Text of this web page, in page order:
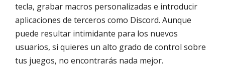
tecla, grabar macros personalizadas e introducir
aplicaciones de terceros como Discord. Aunque
puede resultar intimidante para los nuevos
usuarios, si quieres un alto grado de control sobre
tus juegos, no encontrarás nada mejor.